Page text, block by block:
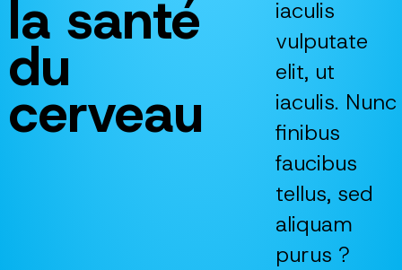
la santé
du
cerveau
iaculis
vulputate
elit, ut
iaculis. Nunc
finibus
faucibus
tellus, sed
aliquam
purus ?